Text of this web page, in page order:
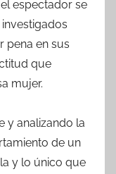
espectador se
pena en sus
que
mujer.
y analizando la
de un
y lo único que